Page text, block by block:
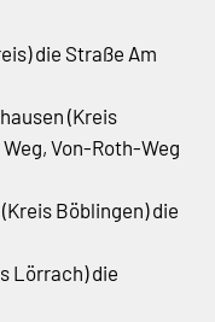
die Straße Am
(Kreis
Von-Roth-Weg
Böblingen) die
Lörrach) die